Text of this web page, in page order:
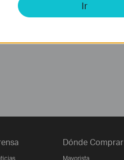
Dónde Comprar
Mayorista
Ir